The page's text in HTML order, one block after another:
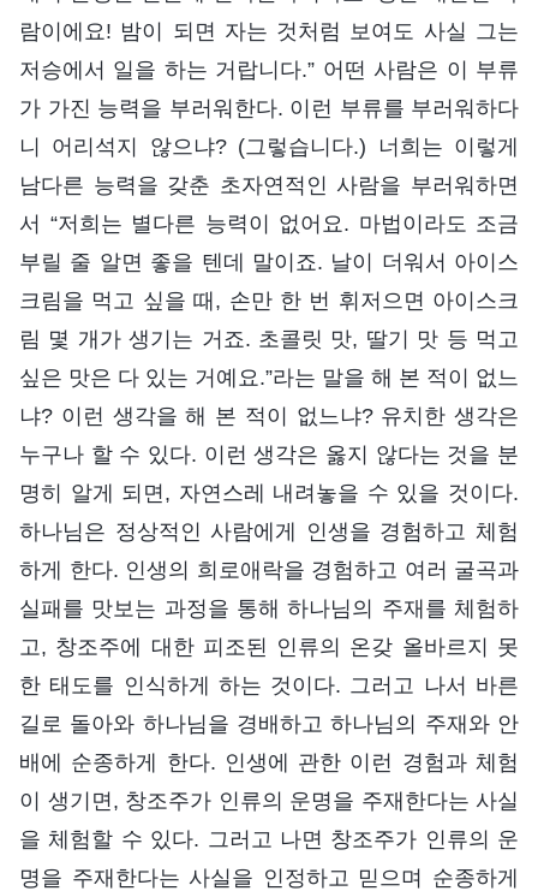
람이에요! 밤이 되면 자는 것처럼 보여도 사실 그는
저승에서 일을 하는 거랍니다.” 어떤 사람은 이 부류
가 가진 능력을 부러워한다. 이런 부류를 부러워하다
니 어리석지 않으냐? (그렇습니다.) 너희는 이렇게
남다른 능력을 갖춘 초자연적인 사람을 부러워하면
서 “저희는 별다른 능력이 없어요. 마법이라도 조금
부릴 줄 알면 좋을 텐데 말이죠. 날이 더워서 아이스
크림을 먹고 싶을 때, 손만 한 번 휘저으면 아이스크
림 몇 개가 생기는 거죠. 초콜릿 맛, 딸기 맛 등 먹고
싶은 맛은 다 있는 거예요.”라는 말을 해 본 적이 없느
냐? 이런 생각을 해 본 적이 없느냐? 유치한 생각은
누구나 할 수 있다. 이런 생각은 옳지 않다는 것을 분
명히 알게 되면, 자연스레 내려놓을 수 있을 것이다.
하나님은 정상적인 사람에게 인생을 경험하고 체험
하게 한다. 인생의 희로애락을 경험하고 여러 굴곡과
실패를 맛보는 과정을 통해 하나님의 주재를 체험하
고, 창조주에 대한 피조된 인류의 온갖 올바르지 못
한 태도를 인식하게 하는 것이다. 그러고 나서 바른
길로 돌아와 하나님을 경배하고 하나님의 주재와 안
배에 순종하게 한다. 인생에 관한 이런 경험과 체험
이 생기면, 창조주가 인류의 운명을 주재한다는 사실
을 체험할 수 있다. 그러고 나면 창조주가 인류의 운
명을 주재한다는 사실을 인정하고 믿으며 순종하게